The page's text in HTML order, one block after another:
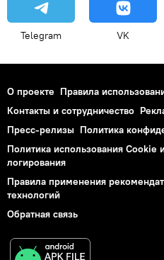
Telegram VK
О проекте Правила
Контакты и сотрудничество
Пресс-релизы Политика
Политика использования Cookie
логирования
Правила применения
технологий
Обратная связь